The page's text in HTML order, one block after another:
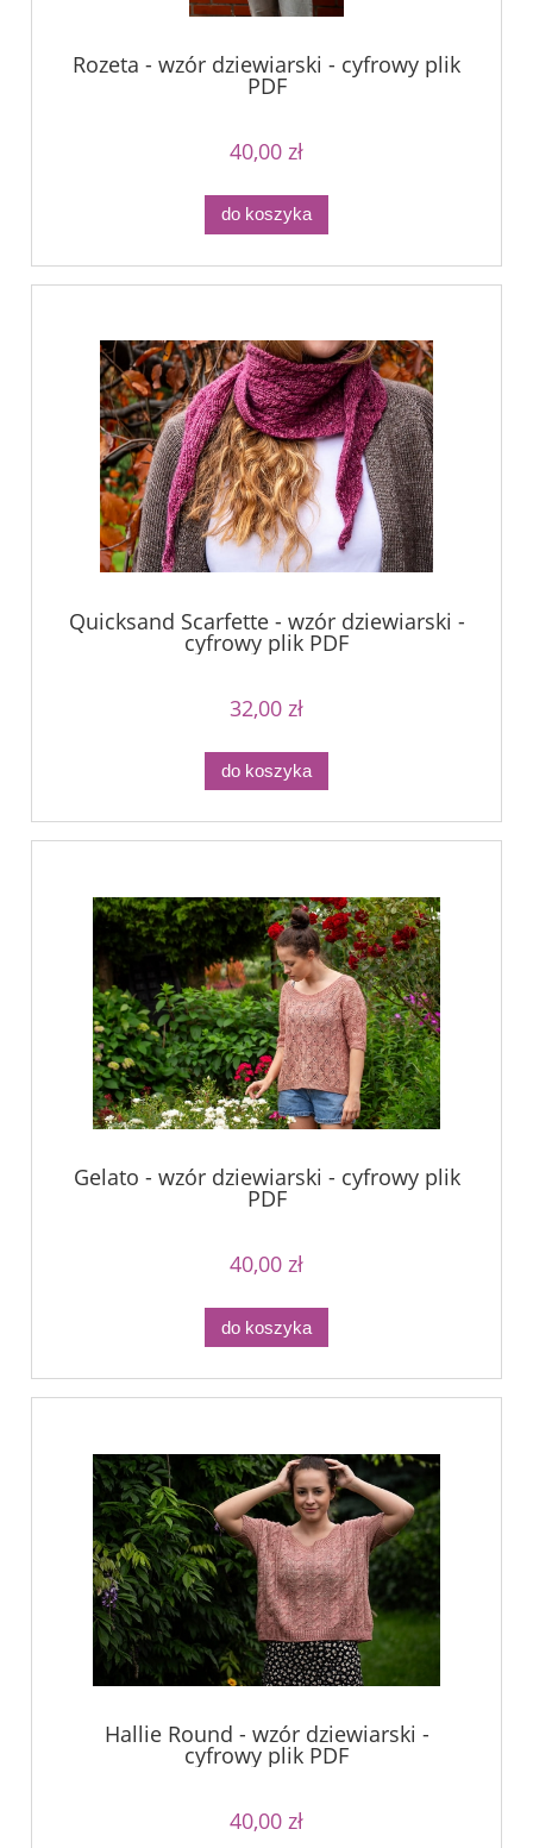
Rozeta - wzór dziewiarski - cyfrowy plik
PDF
40,00 zł
do koszyka
Quicksand Scarfette - wzór dziewiarski -
cyfrowy plik PDF
32,00 zł
do koszyka
Gelato - wzór dziewiarski - cyfrowy plik
PDF
40,00 zł
do koszyka
Hallie Round - wzór dziewiarski -
cyfrowy plik PDF
40,00 zł